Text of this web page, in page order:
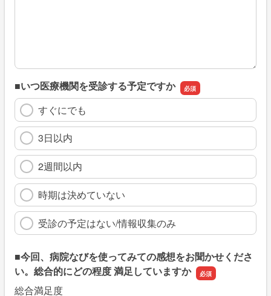
■いつ医療機関を受診する予定ですか
すぐにでも
3日以内
2週間以内
時期は決めていない
受診の予定はない/情報収集のみ
■今回、病院なびを使ってみての感想をお聞かせくださ
い。総合的にどの程度 満足していますか
総合満足度